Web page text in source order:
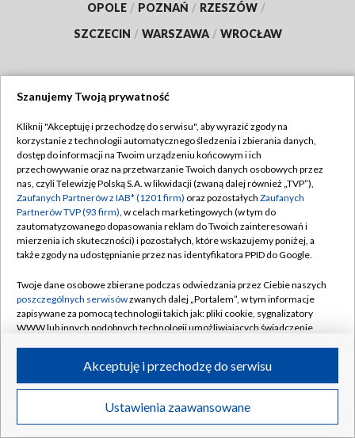
OPOLE / POZNAŃ / RZESZÓW /
SZCZECIN / WARSZAWA / WROCŁAW
TVP
Abonament TVP
Emisja w TVP
Centrum informacji TVP
Naziemna Telewizja Cyfrowa
Rada Programowa
System NOS
Informacje o nadawcy
Program dla prasy
Ogłoszenie przetargowe
Regulamin TVP
Polityka prywatności
Moje zgody
Pomoc
Kontakt
Kanały
©2026 Telewizja Polska S.A. w likwidacji
Szanujemy Twoją prywatność
Kliknij "Akceptuję i przechodzę do serwisu", aby wyrazić zgody na
korzystanie z technologii automatycznego śledzenia i zbierania danych,
dostęp do informacji na Twoim urządzeniu końcowym i ich
przechowywanie oraz na przetwarzanie Twoich danych osobowych przez
nas, czyli Telewizję Polską S.A. w likwidacji (zwaną dalej również „TVP”),
Zaufanych Partnerów z IAB* (1201 firm) oraz pozostałych Zaufanych
Partnerów TVP (93 firm), w celach marketingowych (w tym do
zautomatyzowanego dopasowania reklam do Twoich zainteresowań i
mierzenia ich skuteczności) i pozostałych, które wskazujemy poniżej, a
także zgody na udostępnianie przez nas identyfikatora PPID do Google.
Twoje dane osobowe zbierane podczas odwiedzania przez Ciebie naszych
poszczególnych serwisówzwanych dalej „Portalem”, w tym informacje
zapisywane za pomocą technologii takich jak: pliki cookie, sygnalizatory
WWW lub innych podobnych technologii umożliwiających świadczenie
ruchu w Internecie.
Twoje dane osobowe zbierane podczas odwiedzania przez Ciebie
poszczególnych serwisówna Portalu, takie jak adresy IP, identyfikatory
Ustawienia zaawansowane
Akceptuję i przechodzę do serwisu